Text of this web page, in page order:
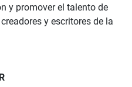
y promover el talento de
y escritores de la